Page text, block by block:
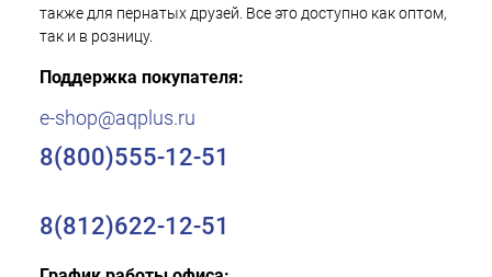
также для пернатых друзей. Все это доступно как оптом,
так и в розницу.
Поддержка покупателя:
e-shop@aqplus.ru
8(800)555-12-51
8(812)622-12-51